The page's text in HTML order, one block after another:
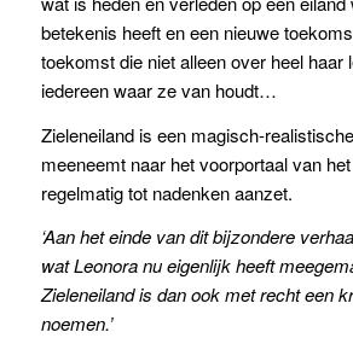
betekenis heeft en een nieuwe
toekomst die niet alleen over heel haar
iedereen waar ze van houdt…
Zieleneiland is een magisch-
meeneemt naar het voorportaal van
regelmatig tot nadenken aanzet.
‘Aan het einde van dit bijzondere
wat Leonora nu eigenlijk heeft
Zieleneiland is dan ook met recht een
noemen.’